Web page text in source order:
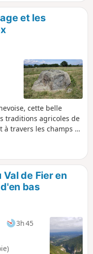
et les
cette belle
traditions agricoles de
travers les champs et
de panoramas
!
de Fier en
bas
3h 45